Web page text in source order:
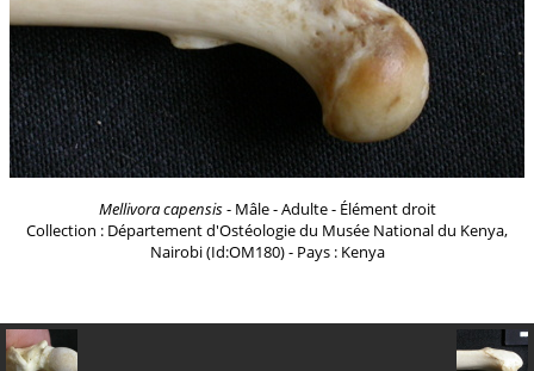
Mellivora capensis- Mâle - Adulte - Élément droit
Collection : Département d'Ostéologie du Musée National du Kenya,
Nairobi (Id:OM180) - Pays : Kenya